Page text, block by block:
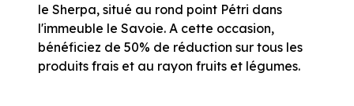
le Sherpa, situé au rond point Pétri dans
l'immeuble le Savoie. A cette occasion,
bénéficiez de 50% de réduction sur tous les
produits frais et au rayon fruits et légumes.